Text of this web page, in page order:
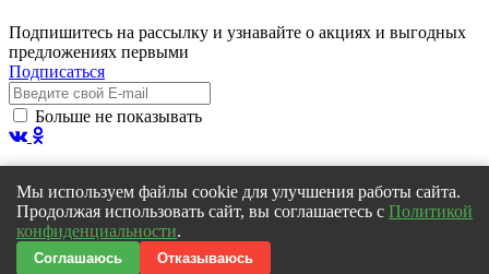
Подпишитесь на рассылку и узнавайте о акциях и выгодных
предложениях первыми
Подписаться
Больше не показывать
© 2019MadLoad Creative . Все права защищены.
Мы используем файлы cookie для улучшения работы сайта.
Продолжая использовать сайт, вы соглашаетесь с Политикой
конфиденциальности.
Соглашаюсь Отказываюсь
Scroll